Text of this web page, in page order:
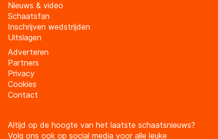
Nieuws & video
Schaatsfan
Inschrijven wedstrijden
Uitslagen
Adverteren
Partners
Privacy
Cookies
Contact
Altijd op de hoogte van het laatste schaatsnieuws?
Volg ons ook op social media voor alle leuke